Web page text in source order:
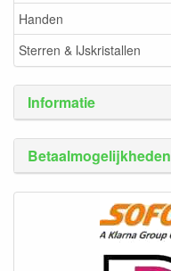
Handen
Sterren & IJskristallen
Informatie
Betaalmogelijkheden